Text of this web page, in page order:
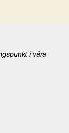
i våra